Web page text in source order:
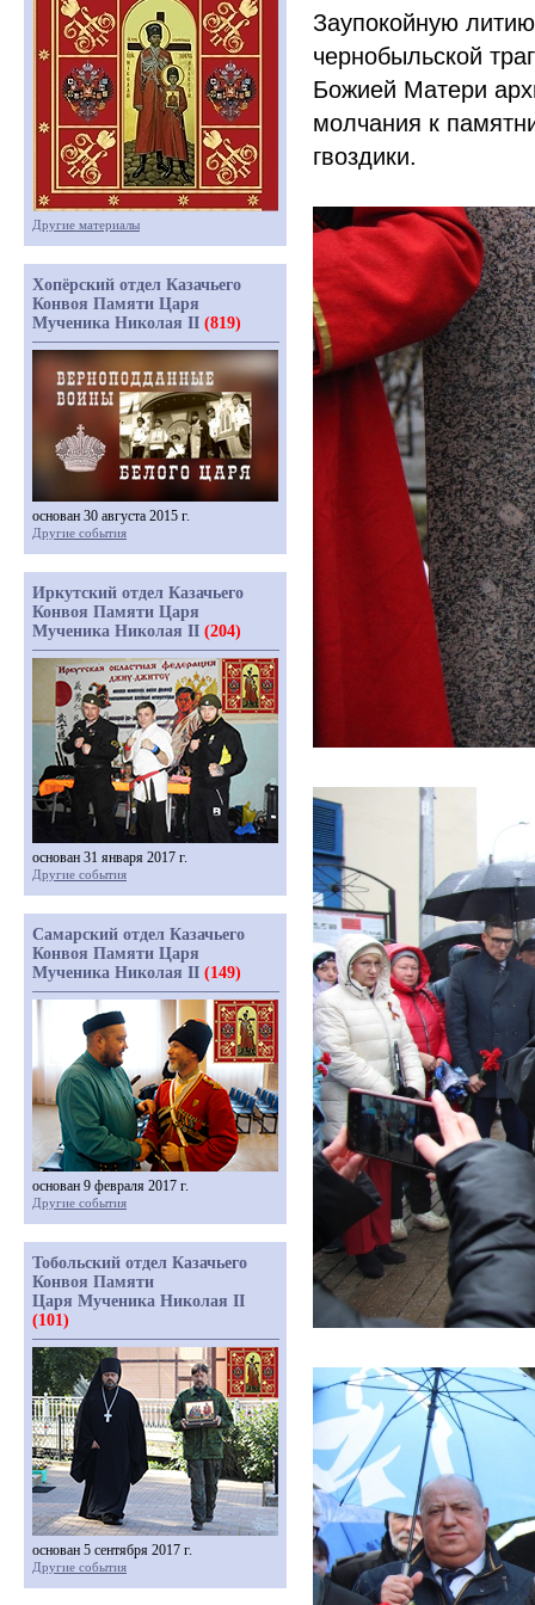
Заупокойную
чернобыльской
Божией Матери
молчания к
гвоздики.
Другие материалы
Хопёрский отдел Казачьего
Конвоя Памяти Царя
Мученика Николая II (819)
основан 30 августа 2015 г.
Другие события
Иркутский отдел Казачьего
Конвоя Памяти Царя
Мученика Николая II (204)
основан 31 января 2017 г.
Другие события
Самарский отдел Казачьего
Конвоя Памяти Царя
Мученика Николая II (149)
основан 9 февраля 2017 г.
Другие события
Тобольский отдел Казачьего
Конвоя Памяти
Царя Мученика Николая II
(101)
основан 5 сентября 2017 г.
Другие события